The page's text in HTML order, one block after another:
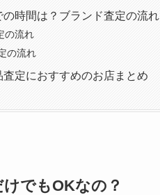
の時間は？ブランド査定の流れ
の流れ
の流れ
査定におすすめのお店まとめ
でもOKなの？